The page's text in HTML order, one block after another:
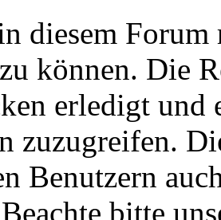
diesem
können. Die
erledigt und
zuzugreifen.
Benutzern
bitte